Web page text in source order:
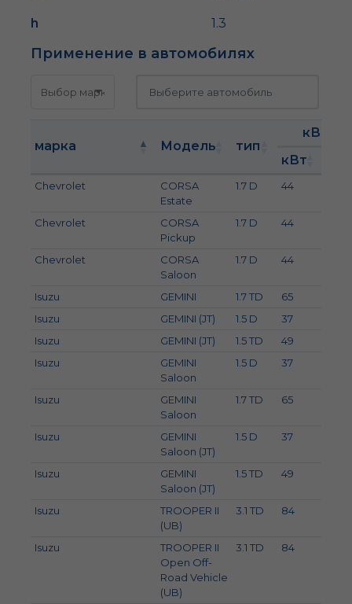
h 1.3
Применение в автомобилях
марка Модель тип
кВт
кВт
Chevrolet
CORSA
Estate
1.7 D 44
Chevrolet
CORSA
Pickup
1.7 D 44
Chevrolet
CORSA
Saloon
1.7 D 44
Isuzu GEMINI 1.7 TD 65
Isuzu
GEMINI (JT) 1.5 D 37
Isuzu
GEMINI (JT) 1.5 TD 49
Isuzu
GEMINI
Saloon
1.5 D 37
Isuzu
GEMINI
Saloon
1.7 TD 65
Isuzu
GEMINI
Saloon (JT)
1.5 D 37
Isuzu
GEMINI
Saloon (JT)
1.5 TD 49
Isuzu
TROOPER II
(UB)
3.1 TD 84
Isuzu
TROOPER II
Open Off-
Road Vehicle
(UB)
3.1 TD 84